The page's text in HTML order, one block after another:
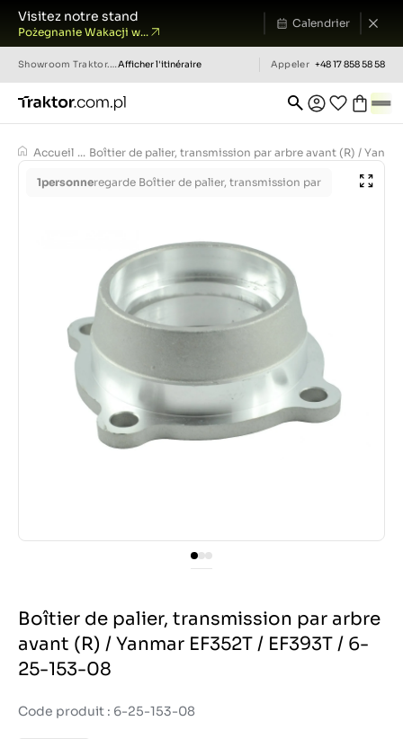
Visitez notre stand
Pożegnanie Wakacji w...
Calendrier
Showroom Traktor.com.pl Afficher l'itinéraire Appeler +48 17 858 58 58
Accueil ... Boîtier de palier, transmission par arbre avant (R) /
1personneregarde Boîtier de palier, transmission par
Boîtier de palier, transmission par arbre
avant (R) / Yanmar EF352T / EF393T / 6-
25-153-08
Code produit : 6-25-153-08